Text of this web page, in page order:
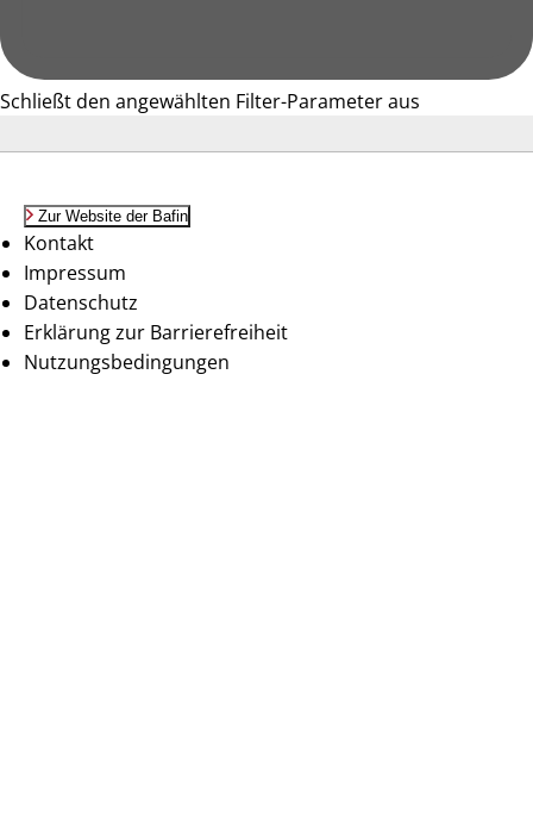
Schließt den angewählten Filter-Parameter aus
Zur Website der Bafin
Kontakt
Impressum
Datenschutz
Erklärung zur Barrierefreiheit
Nutzungsbedingungen